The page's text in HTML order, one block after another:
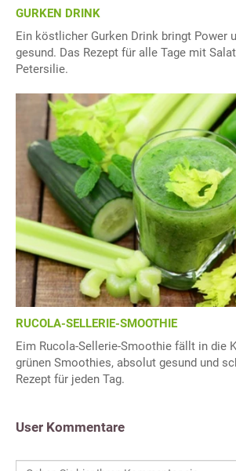
GURKEN DRINK
Ein köstlicher Gurken Drink bringt Power
gesund. Das Rezept für alle Tage mit
Petersilie.
RUCOLA-SELLERIE-SMOOTHIE
Eim Rucola-Sellerie-Smoothie fällt in die
grünen Smoothies, absolut gesund und
Rezept für jeden Tag.
User Kommentare